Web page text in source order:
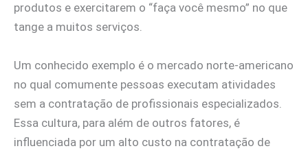
produtos e exercitarem o “faça você mesmo” no que
tange a muitos serviços.
Um conhecido exemplo é o mercado norte-americano
no qual comumente pessoas executam atividades
sem a contratação de profissionais especializados.
Essa cultura, para além de outros fatores, é
influenciada por um alto custo na contratação de